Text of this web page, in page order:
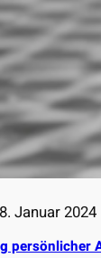
8. Januar 2024
persönlicher